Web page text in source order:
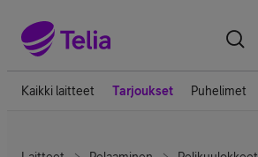
Kaikki laitteet Tarjoukset Puhelimet